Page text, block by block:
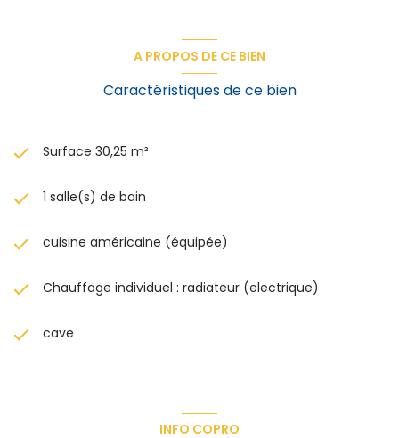
A PROPOS DE CE BIEN
Caractéristiques de ce bien
Surface 30,25 m²
1 salle(s) de bain
cuisine américaine (équipée)
Chauffage individuel : radiateur (electrique)
cave
INFO COPRO